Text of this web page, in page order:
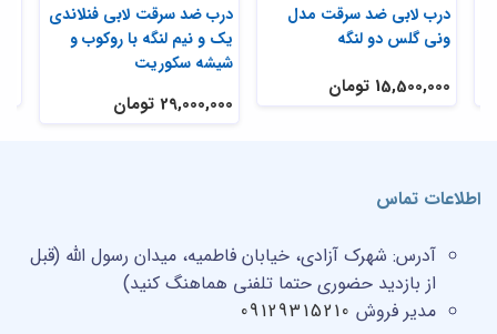
درب ضد سرقت لابی
یک و نیم لنگه با
شیشه سکوریت
29,000,000 تومان
درب لابی ضد سرقت مدل
ونی گلس دو لنگه
15,500,000 تومان
سرقت کلاسیک
اطلاعات تماس
آدرس: شهرک آزادی، خیابان فاطمیه، میدان رسول الله (قبل
از بازدید حضوری حتما تلفنی هماهنگ کنید)
مدیر فروش 09129315210